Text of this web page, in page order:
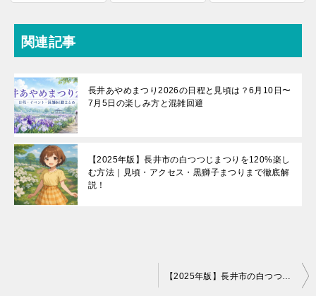
関連記事
長井あやめまつり2026の日程と見頃は？6月10日〜
7月5日の楽しみ方と混雑回避
【2025年版】長井市の白つつじまつりを120%楽し
む方法｜見頃・アクセス・黒獅子まつりまで徹底解
説！
【2025年版】長井市の白つつじまつりを120%楽しむ方法｜見頃・アクセス・黒獅子まつりまで徹底解説！